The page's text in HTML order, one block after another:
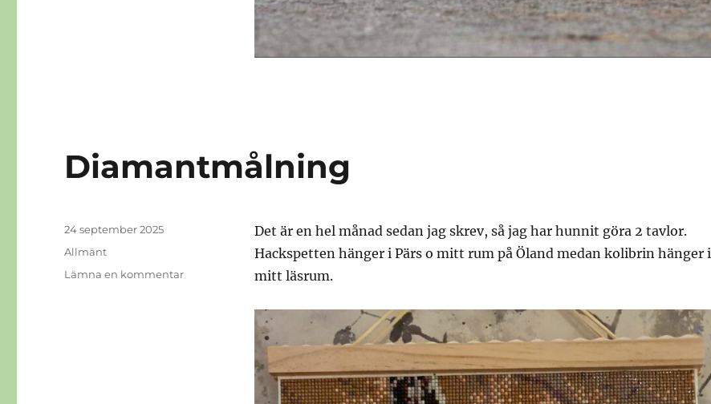
Diamantmålning
Det är en hel månad sedan jag skrev, så jag har hunnit göra 2 tavlor.
Hackspetten hänger i Pärs o mitt rum på Öland medan kolibrin hänger i
mitt läsrum.
Publicerat
den
24 september 2025
Kategorier
Allmänt
Lämna en kommentartill